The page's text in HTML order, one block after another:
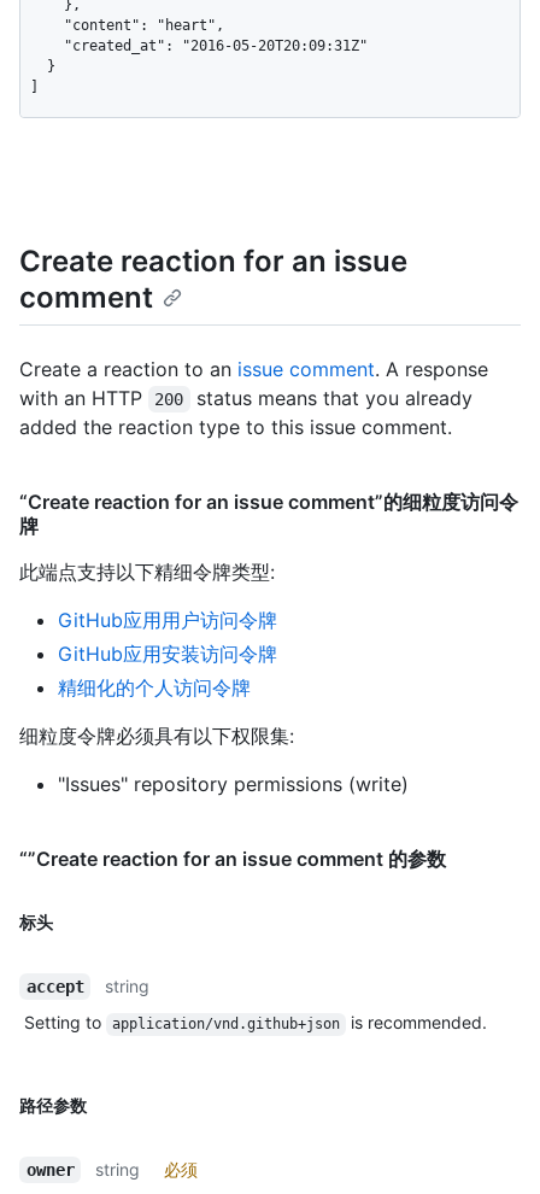
Create reaction for an issue
comment
Create a reaction to an issue comment. A response
with an HTTP
200
status means that you already
added the reaction type to this issue comment.
“Create reaction for an issue comment”的细粒度访问令
牌
此端点支持以下精细令牌类型:
GitHub应用用户访问令牌
GitHub应用安装访问令牌
精细化的个人访问令牌
细粒度令牌必须具有以下权限集:
"Issues" repository permissions (write)
“”Create reaction for an issue comment 的参数
标头
accept
string
Setting to
application/vnd.github+json is recommended.
路径参数
owner string
必须